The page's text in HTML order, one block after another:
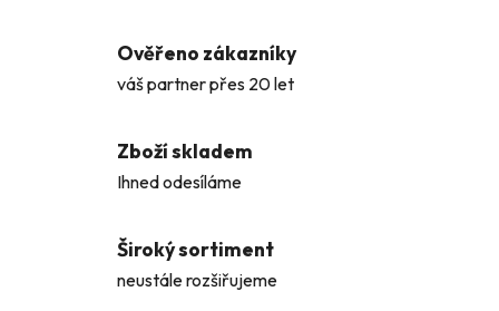
Ověřeno zákazníky
váš partner přes 20 let
Zboží skladem
Ihned odesíláme
Široký sortiment
neustále rozšiřujeme